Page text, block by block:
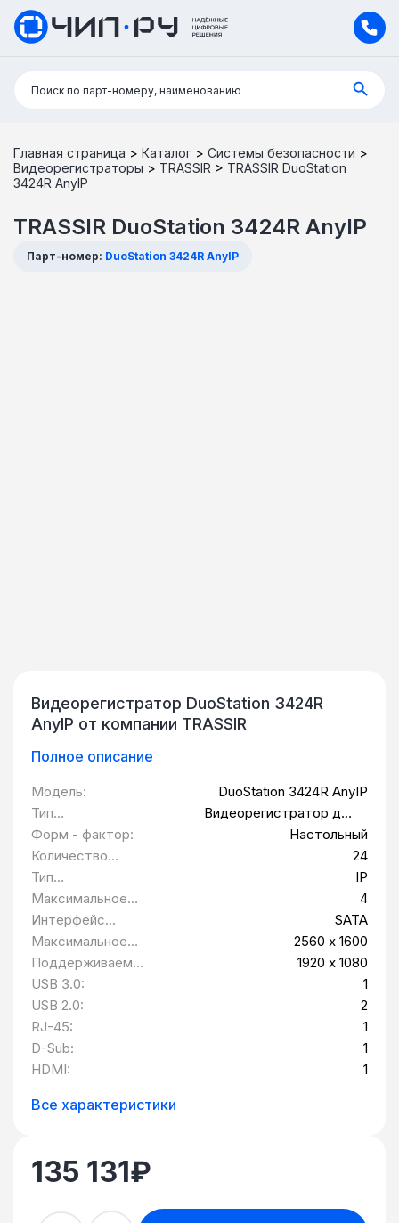
Поиск:
Поиск по парт-номеру, наименованию
Главная страница > Каталог > Системы безопасности >
Видеорегистраторы > TRASSIR > TRASSIR DuoStation
3424R AnyIP
TRASSIR DuoStation 3424R AnyIP
Парт-номер: DuoStation 3424R AnyIP
Видеорегистратор DuoStation 3424R
AnyIP от компании TRASSIR
Полное описание
Модель:
DuoStation 3424R AnyIP
Тип
оборудования:
Видеорегистратор для
видеонаблюдения
Форм - фактор:
Настольный
Количество
подключаемых
видеокамер,
Аналоговые/
Цифровые:
24
Тип
подключаемых
видеокамер:
IP
Максимальное
количество
подключаемых IP
камер:
4
Интерфейс
накопителей:
SATA
Максимальное
разрешение
воспроизведения:
2560 х 1600
Поддерживаемы
е разрешения
воспроизведения:
1920 х 1080
USB 3.0:
1
USB 2.0:
2
RJ-45:
1
D-Sub:
1
HDMI:
1
Все характеристики
135 131₽